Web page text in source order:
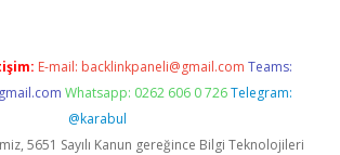
E-mail: backlinkpaneli@gmail.com Teams:
Whatsapp: 0262 606 0 726 Telegram:
@karabul
5651 Sayılı Kanun gereğince Bilgi Teknolojileri